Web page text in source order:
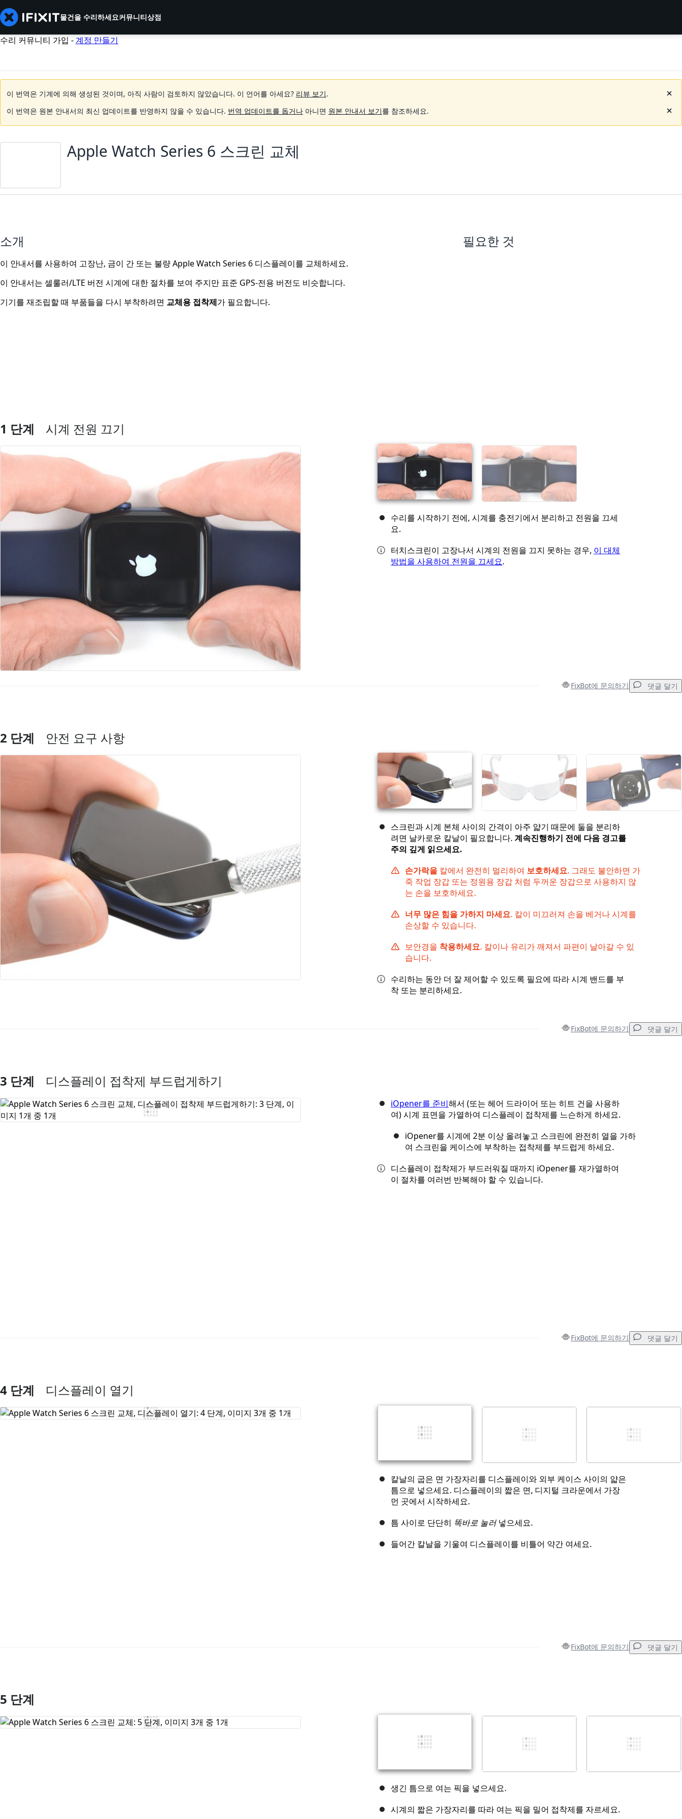
물건을 수리하세요커뮤니티상점
수리 커뮤니티 가입 -계정 만들기
이 번역은 기계에 의해 생성된 것이며, 아직 사람이 검토하지 않았습니다. 이 언어를 아세요? 리뷰 보기.
이 번역은 원본 안내서의 최신 업데이트를 반영하지 않을 수 있습니다. 번역 업데이트를 돕거나 아니면 원본 안내서 보기를 참조하세요.
Apple Watch Series 6 스크린 교체
소개
이 안내서를 사용하여 고장난, 금이 간 또는 불량 Apple Watch Series 6 디스플레이를 교체하세요.
이 안내서는 셀룰러/LTE 버전 시계에 대한 절차를 보여 주지만 표준 GPS-전용 버전도 비슷합니다.
기기를 재조립할 때 부품들을 다시 부착하려면 교체용 접착제가 필요합니다.
필요한 것
1 단계 시계 전원 끄기
수리를 시작하기 전에, 시계를 충전기에서 분리하고 전원을 끄세
요.
터치스크린이 고장나서 시계의 전원을 끄지 못하는 경우, 이 대체
방법을 사용하여 전원을 끄세요.
FixBot에 문의하기 댓글 달기
댓글 쓰기
취소 댓글 달기
2 단계 안전 요구 사항
스크린과 시계 본체 사이의 간격이 아주 얇기 때문에 둘을 분리하
려면 날카로운 칼날이 필요합니다. 계속진행하기 전에 다음 경고를
주의 깊게 읽으세요.
손가락을 칼에서 완전히 멀리하여 보호하세요. 그래도 불안하면 가
죽 작업 장갑 또는 정원용 장갑 처럼 두꺼운 장갑으로 사용하지 않
는 손을 보호하세요.
너무 많은 힘을 가하지 마세요. 칼이 미끄러져 손을 베거나 시계를
손상할 수 있습니다.
보안경을 착용하세요. 칼이나 유리가 깨져서 파편이 날아갈 수 있
습니다.
수리하는 동안 더 잘 제어할 수 있도록 필요에 따라 시계 밴드를 부
착 또는 분리하세요.
FixBot에 문의하기 댓글 달기
댓글 쓰기
3 단계 디스플레이 접착제 부드럽게하기
iOpener를 준비해서 (또는 헤어 드라이어 또는 히트 건을 사용하
여) 시계 표면을 가열하여 디스플레이 접착제를 느슨하게 하세요.
iOpener를 시계에 2분 이상 올려놓고 스크린에 완전히 열을 가하
여 스크린을 케이스에 부착하는 접착제를 부드럽게 하세요.
디스플레이 접착제가 부드러워질 때까지 iOpener를 재가열하여
이 절차를 여러번 반복해야 할 수 있습니다.
FixBot에 문의하기 댓글 달기
댓글 쓰기
댓글 달기
4 단계 디스플레이 열기
칼날의 굽은 면 가장자리를 디스플레이와 외부 케이스 사이의 얇은
틈으로 넣으세요. 디스플레이의 짧은 면, 디지털 크라운에서 가장
먼 곳에서 시작하세요.
틈 사이로 단단히 똑바로 눌러넣으세요.
들어간 칼날을 기울여 디스플레이를 비틀어 약간 여세요.
FixBot에 문의하기 댓글 달기
댓글 쓰기
댓글 달기
5 단계
생긴 틈으로 여는 픽을 넣으세요.
시계의 짧은 가장자리를 따라 여는 픽을 밀어 접착제를 자르세요.